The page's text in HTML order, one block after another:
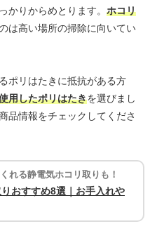
かりからめとります。 ホコリ
は高い場所の掃除に向いてい
ポリはたきに抵抗がある方
用したポリはたきを選びまし
品情報をチェックしてくださ
れる静電気ホコリ取りも！
おすすめ8選｜お手入れや